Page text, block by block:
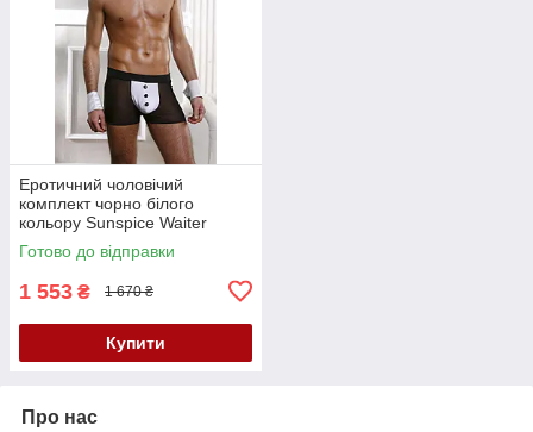
Еротичний чоловічий
комплект чорно білого
кольору Sunspice Waiter
розмір S M Кайф
Готово до відправки
1 553 ₴ 1 670 ₴
Купити
Про нас